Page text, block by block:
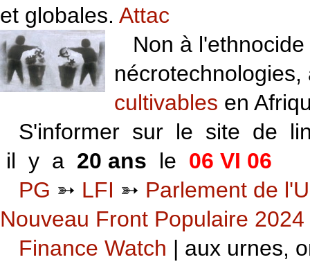
et globales. Attac
Non à l'ethnocide
cultivables en
S'informer sur le site de
il y a 20 ans le 06 VI 06
PG ➳ LFI ➳ Parlement de
Nouveau Front Populaire 2024
Finance Watch | aux urnes,